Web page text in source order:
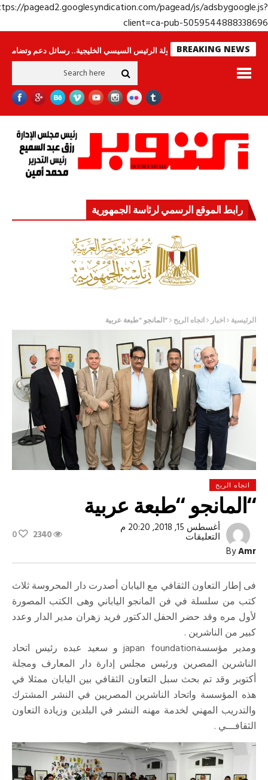
https://pagead2.googlesyndication.com/pagead/js/
client=ca-pub-
BREAKING NEWS
لا ينامون جولة الرئيس السيسي الخليجية.. رسائل دعم وتضامن للأشقاء
رابط الموقع الرسمي لرئاسة الجمهورية
الرئيسية اخبار اتجاه الريح “المانجو “طبعة عربية
اتجاه الريح
“المانجو “طبعة عربية
ByAmr
أغسطس 15, 2018, 20:20 م
التعليقاتعلى
عربية
2340
0
فى إطار التعاون الثقافي مع اليابان أصدرت دار المحروسة ثلاث
كتب من سلسلة في فن المانجو الياباني وهى الكتب المصورة
لأول مره وقد حضر الحفل الدكتور فريد زهران مدير الدار وعدد
كبير من الناشرين .
ومدير مؤسسةjapan foundation و سعيد عبده رئيس اتحاد
الناشرين المصرين ورئيس مجلس إدارة دار المعارف ومجلة
أكتوبر وقد تم بحث سبل التعاون الثقافي بين اليابان ممثلا في
هذه المؤسسة واتحاد الناشرين المصريين في النشر المشترك
والتدريب المهني لخدمة مهنه النشر في البلدين وزيادة التعاون
الثقافـــي .